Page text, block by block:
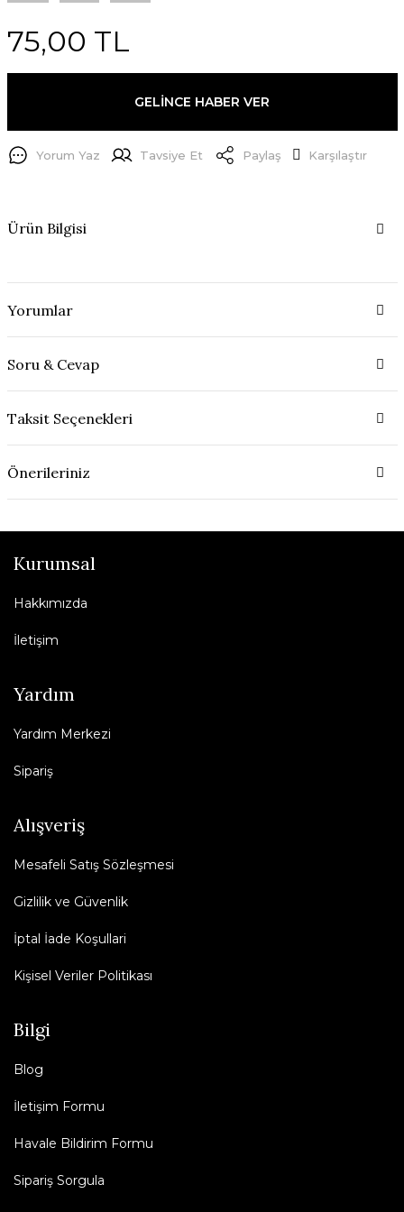
75,00 TL
GELİNCE HABER VER
Yorum Yaz Tavsiye Et Paylaş Karşılaştır
Ürün Bilgisi
Yorumlar
Soru & Cevap
Taksit Seçenekleri
Önerileriniz
Kurumsal
Hakkımızda
İletişim
Yardım
Yardım Merkezi
Sipariş
Alışveriş
Mesafeli Satış Sözleşmesi
Gizlilik ve Güvenlik
İptal İade Koşullari
Kişisel Veriler Politikası
Bilgi
Blog
İletişim Formu
Havale Bildirim Formu
Sipariş Sorgula